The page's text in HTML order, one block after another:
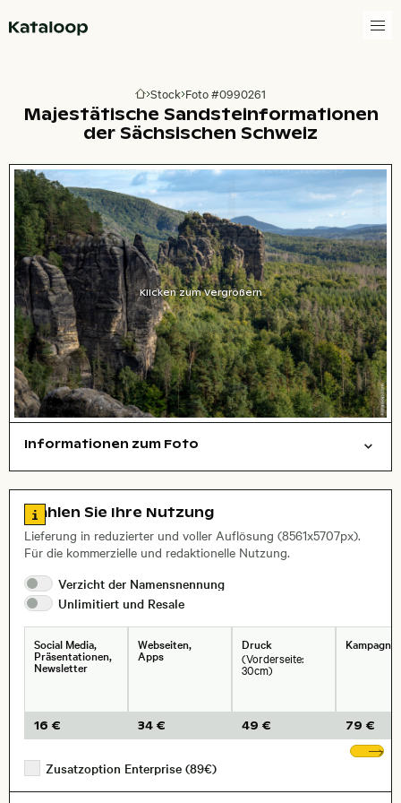
Zur Homepage
Stock Foto #0990261
Majestätische Sandsteinformationen
der Sächsischen Schweiz
Klicken zum Vergrößern
Informationen zum Foto
, Objektiv
Zu den Lizenzinformationen springen
Wählen Sie Ihre Nutzung
Lieferung in reduzierter und voller Auflösung (8561x5707px).
Für die kommerzielle und redaktionelle Nutzung.
Verzicht der Namensnennung
Unlimitiert und Resale
Social Media,
Präsentationen,
Newsletter
16 €
Webseiten,
Apps
34 €
Druck
(Vorderseite:
30cm)
49 € 79 €
Zusatzoption Enterprise (89€)